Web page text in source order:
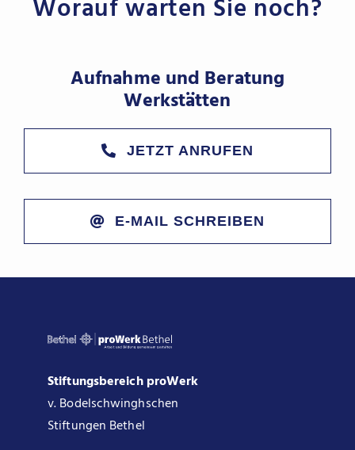
Worauf warten Sie noch?
Aufnahme und Beratung
Werkstätten
JETZT ANRUFEN
E-MAIL SCHREIBEN
Stiftungsbereich proWerk
v. Bodelschwinghschen
Stiftungen Bethel